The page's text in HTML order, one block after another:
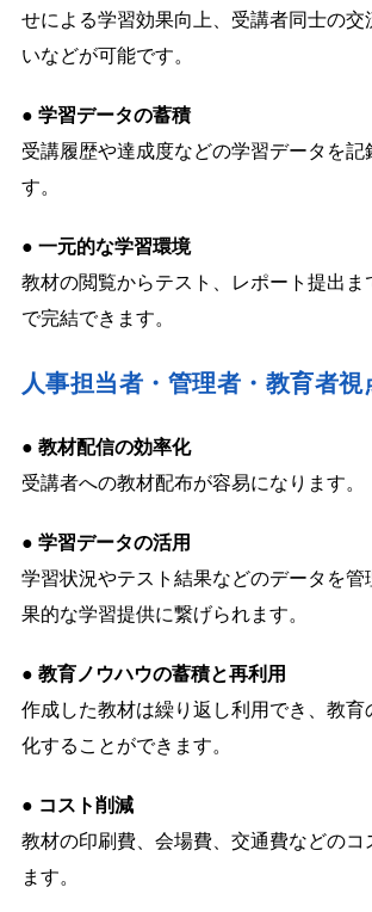
せによる学習効果向上、受講者同士の交
いなどが可能です。
● 学習データの蓄積
受講履歴や達成度などの学習データを記
す。
● 一元的な学習環境
教材の閲覧からテスト、レポート提出ま
で完結できます。
人事担当者・管理者・教育者視
● 教材配信の効率化
受講者への教材配布が容易になります。
● 学習データの活用
学習状況やテスト結果などのデータを管
果的な学習提供に繋げられます。
● 教育ノウハウの蓄積と再利用
作成した教材は繰り返し利用でき、教育
化することができます。
● コスト削減
教材の印刷費、会場費、交通費などのコ
ます。